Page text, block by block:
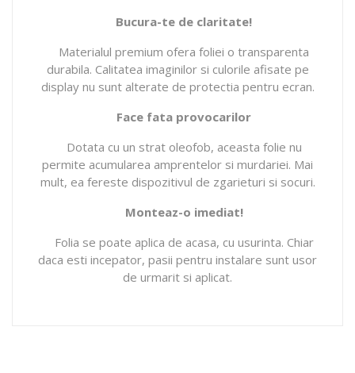
Bucura-te de claritate!
Materialul premium ofera foliei o transparenta
durabila. Calitatea imaginilor si culorile afisate pe
display nu sunt alterate de protectia pentru ecran.
Face fata provocarilor
Dotata cu un strat oleofob, aceasta folie nu
permite acumularea amprentelor si murdariei. Mai
mult, ea fereste dispozitivul de zgarieturi si socuri.
Monteaz-o imediat!
Folia se poate aplica de acasa, cu usurinta. Chiar
daca esti incepator, pasii pentru instalare sunt usor
de urmarit si aplicat.